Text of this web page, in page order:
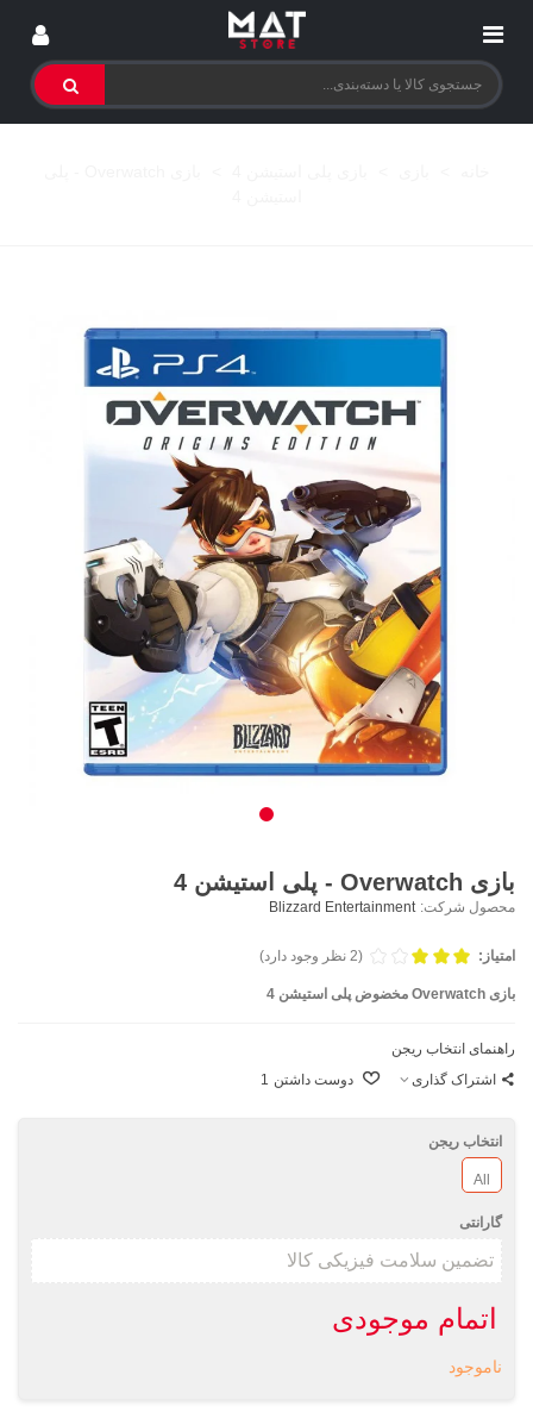
بازی Overwatch - پلی استیشن 4
محصول شرکت: Blizzard Entertainment
امتیاز: (2 نظر وجود دارد)
بازی Overwatch مخضوض پلی استیشن 4
راهنمای انتخاب ریجن
اشتراک گذاری
دوست داشتن 1
انتخاب ریجن
All
گارانتی
اتمام موجودی
ناموجود